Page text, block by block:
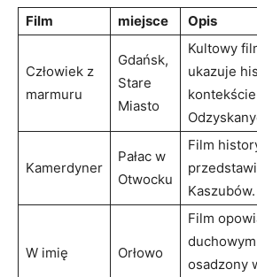
Film miejsce Opis
Człowiek z
marmuru
Gdańsk,
Stare
Miasto
Kultowy‌
ukazuje
Kamerdyner
Pałac w
Otwocku
Film‍
Kaszubów.
W imię Orłowo
Film‌
osadzony